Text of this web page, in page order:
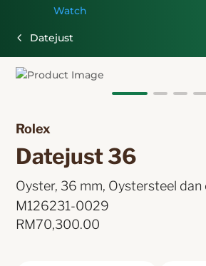
Datejust
Rolex
Datejust 36
Oyster, 36 mm, Oystersteel dan
M126231-0029
RM70,300.00